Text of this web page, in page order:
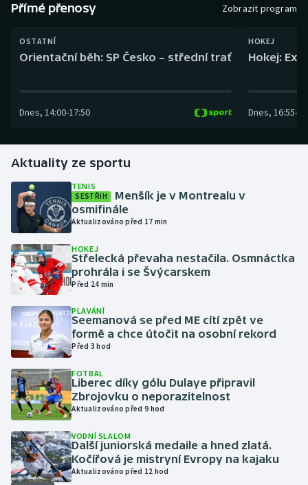
Dostihy
Florbal
Golf
Gymnastika
Jezdectví
Judo
Krasobruslení
Lezení
Lyže a snowboard
Moderní pětiboj
Motorsport
Olympijské hry
Parasport
Přímé přenosy Zobrazit program
OSTATNÍ
Orientační běh: SP Česko – střední trať
Dnes, 14:00-17:50
HOKEJ
Hokej:
Dnes, 16:55-
Aktuality ze sportu
TENIS
SESTŘIH
Menšík je v Montrealu v
osmifinále
Aktualizováno před 17 min
HOKEJ
Střelecká převaha nestačila. Osmnáctka
prohrála i se Švýcarskem
Před 24 min
PLAVÁNÍ
Seemanová se před ME cítí zpět ve
formě a chce útočit na osobní rekord
Před 3 hod
FOTBAL
Liberec díky gólu Dulaye připravil
Zbrojovku o neporazitelnost
Aktualizováno před 9 hod
VODNÍ SLALOM
Další juniorská medaile a hned zlatá.
Kočířová je mistryní Evropy na kajaku
Aktualizováno před 12 hod